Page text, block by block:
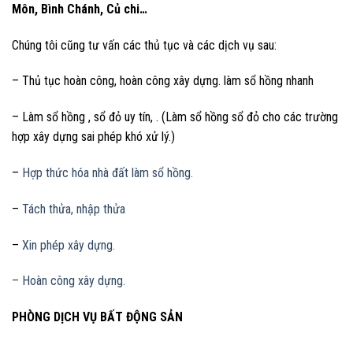
Môn, Bình Chánh, Củ chi…
Chúng tôi cũng tư vấn các thủ tục và các dịch vụ sau:
– Thủ tục hoàn công, hoàn công xây dựng. làm sổ hồng nhanh
– Làm sổ hồng , sổ đỏ uy tín, . (Làm sổ hồng sổ đỏ cho các trường
hợp xây dựng sai phép khó xử lý.)
– Hợp thức hóa nhà đất làm sổ hồng.
– Tách thửa, nhập thửa
– Xin phép xây dựng.
– Hoàn công xây dựng.
PHÒNG DỊCH VỤ BẤT ĐỘNG SẢN